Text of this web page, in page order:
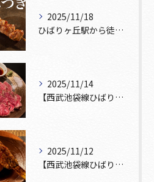
2025/11/18
ひばりヶ丘駅から徒歩5分🚶‍♀️雰囲気の良い居酒屋をお探しな...
2025/11/14
【西武池袋線ひばりヶ丘駅】から徒歩5分🚶
2025/11/12
【西武池袋線ひばりヶ丘駅】から徒歩5分圏内🚶‍♀️！